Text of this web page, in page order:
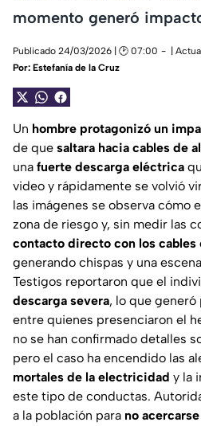
momento generó
Publicado 24/03/2026 | 🕑 07:00
|
Por: Estefanía de la Cruz
Un hombre protagonizó un
de que saltara hacia cables de
una fuerte descarga eléctrica
video y rápidamente se volvió
las imágenes se observa cómo
zona de riesgo y, sin medir las
contacto directo con los
generando chispas y una
Testigos reportaron que el
descarga severa, lo que
entre quienes presenciaron el
no se han confirmado detalles
pero el caso ha encendido las
mortales de la electricidad y la
este tipo de conductas.
a la población para no